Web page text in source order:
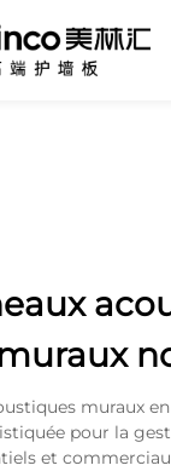
muraux
pour la
et